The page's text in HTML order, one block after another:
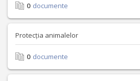
0 documente
Protecția animalelor
0 documente